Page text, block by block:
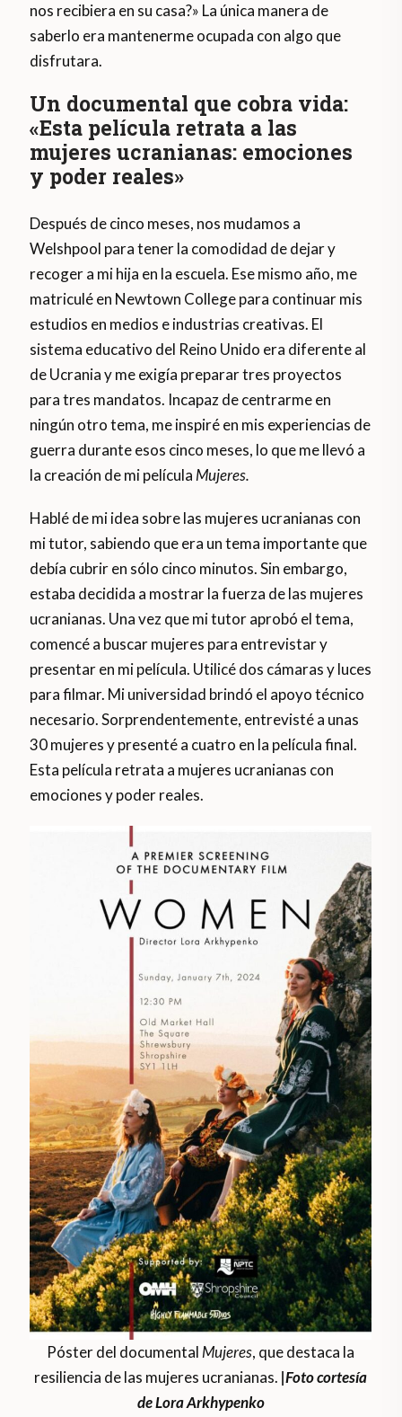
nos recibiera en su casa?» La única manera de
saberlo era mantenerme ocupada con algo que
disfrutara.
Un documental que cobra vida:
«Esta película retrata a las
mujeres ucranianas: emociones
y poder reales»
Después de cinco meses, nos mudamos a
Welshpool para tener la comodidad de dejar y
recoger a mi hija en la escuela. Ese mismo año, me
matriculé en Newtown College para continuar mis
estudios en medios e industrias creativas. El
sistema educativo del Reino Unido era diferente al
de Ucrania y me exigía preparar tres proyectos
para tres mandatos. Incapaz de centrarme en
ningún otro tema, me inspiré en mis experiencias de
guerra durante esos cinco meses, lo que me llevó a
la creación de mi películaMujeres.
Hablé de mi idea sobre las mujeres ucranianas con
mi tutor, sabiendo que era un tema importante que
debía cubrir en sólo cinco minutos. Sin embargo,
estaba decidida a mostrar la fuerza de las mujeres
ucranianas. Una vez que mi tutor aprobó el tema,
comencé a buscar mujeres para entrevistar y
presentar en mi película. Utilicé dos cámaras y luces
para filmar. Mi universidad brindó el apoyo técnico
necesario. Sorprendentemente, entrevisté a unas
30 mujeres y presenté a cuatro en la película final.
Esta película retrata a mujeres ucranianas con
emociones y poder reales.
Póster del documental Mujeres, que destaca la
resiliencia de las mujeres ucranianas. |Foto cortesía
de Lora Arkhypenko